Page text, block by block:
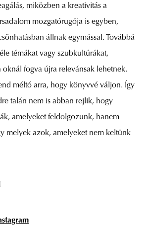
miközben a kreativitás a
mozgatórugója is egyben,
állnak egymással. Továbbá
témákat vagy szubkultúrákat,
fogva újra relevánsak lehetnek.
méltó arra, hogy könyvvé váljon. Így
talán nem is abban rejlik, hogy
amelyeket feldolgozunk, hanem
melyek azok, amelyeket nem keltünk